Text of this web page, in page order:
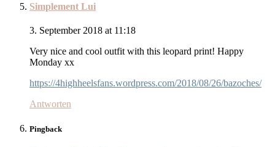
Simplement Lui
3. September 2018 at 11:18
Very nice and cool outfit with this leopard print! Happy
Monday xx
https://4highheelsfans.wordpress.com/2018/08/26/bazoches/
Antworten
Pingback